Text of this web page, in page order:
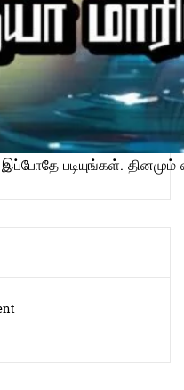
படியுங்கள். தினமும்